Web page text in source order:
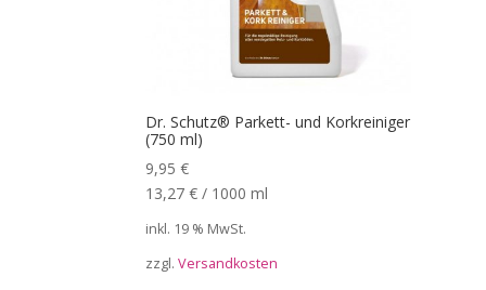
Dr. Schutz® Parkett- und Korkreiniger
(750 ml)
9,95€
13,27€ / 1000 ml
inkl. 19 % MwSt.
zzgl.Versandkosten